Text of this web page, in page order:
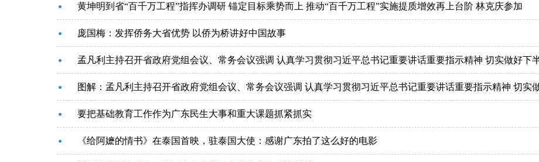
黄坤明到省“百千万工程”指挥办调研 锚定目标乘势而上 推动“百千万工程”实施提质增效再上台阶 林克庆参加
庞国梅：发挥侨务大省优势 以侨为桥讲好中国故事
要把基础教育工作作为广东民生大事和重大课题抓紧抓实
《给阿嬷的情书》在泰国首映，驻泰国大使：感谢广东拍了这么好的电影